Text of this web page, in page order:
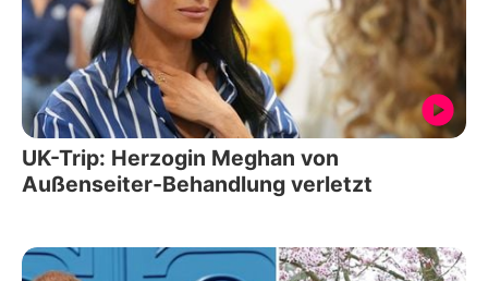
UK-Trip: Herzogin Meghan von
Außenseiter-Behandlung verletzt